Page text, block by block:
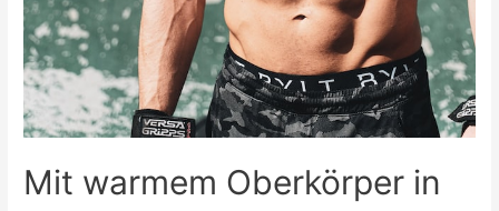
Mit warmem Oberkörper in